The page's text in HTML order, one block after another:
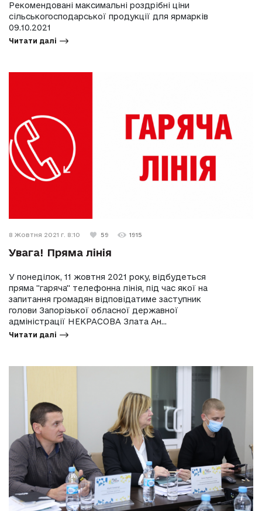
Рекомендовані максимальні роздрібні ціни
сільськогосподарської продукції для ярмарків
09.10.2021
Читати далі
8 Жовтня 2021 г. 8:10 59 1915
Увага! Пряма лінія
У понеділок, 11 жовтня 2021 року, відбудеться
пряма "гаряча" телефонна лінія, під час якої на
запитання громадян відповідатиме заступник
голови Запорізької обласної державної
адміністрації НЕКРАСОВА Злата Ан...
Читати далі